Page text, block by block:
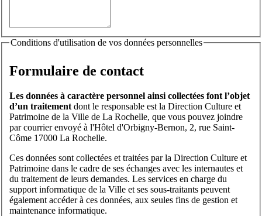
Conditions d'utilisation de vos données personnelles
Formulaire de contact
Les données à caractère personnel ainsi collectées font l’objet
d’un traitement dont le responsable est la Direction Culture et
Patrimoine de la Ville de La Rochelle, que vous pouvez joindre
par courrier envoyé à l'Hôtel d'Orbigny-Bernon, 2, rue Saint-
Côme 17000 La Rochelle.
Ces données sont collectées et traitées par la Direction Culture et
Patrimoine dans le cadre de ses échanges avec les internautes et
du traitement de leurs demandes. Les services en charge du
support informatique de la Ville et ses sous-traitants peuvent
également accéder à ces données, aux seules fins de gestion et
maintenance informatique.